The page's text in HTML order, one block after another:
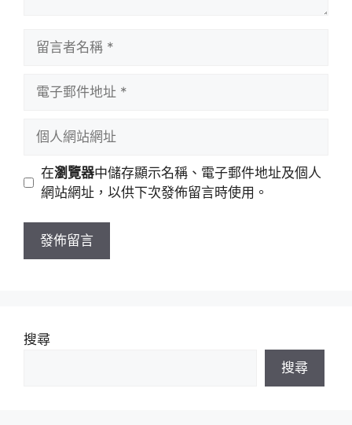
址
站
址
在瀏覽器中儲存顯示名稱、電子郵件地址及個人
網站網址，以供下次發佈留言時使用。
搜尋
搜尋